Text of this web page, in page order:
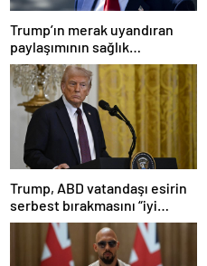
Trump’ın merak uyandıran
paylaşımının sağlık
sistemiyle ilgili kararname
olduğu anlaşıldı
Trump, ABD vatandaşı esirin
serbest bırakmasını “iyi
niyetle atılmış bir adım”
olarak değerlendirdi